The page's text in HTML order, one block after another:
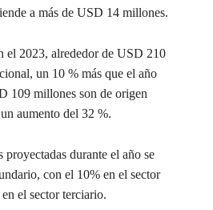
a más de USD 14 millones.
el 2023, alrededor de USD 210
un 10 % más que el año
109 millones son de origen
aumento del 32 %.
durante el año se
con el 10% en el sector
el sector terciario.